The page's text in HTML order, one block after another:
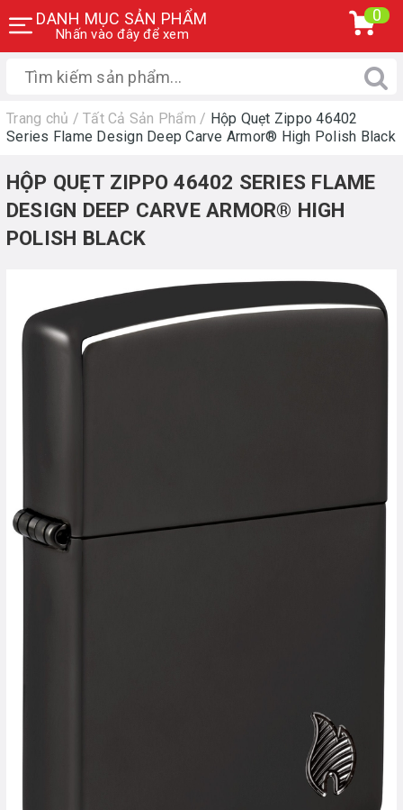
DANH MỤC SẢN PHẨM
Nhấn vào đây để xem
0
Trang chủ / Tất Cả Sản Phẩm / Hộp Quẹt Zippo 46402
Series Flame Design Deep Carve Armor® High Polish Black
HỘP QUẸT ZIPPO 46402 SERIES FLAME
DESIGN DEEP CARVE ARMOR® HIGH
POLISH BLACK